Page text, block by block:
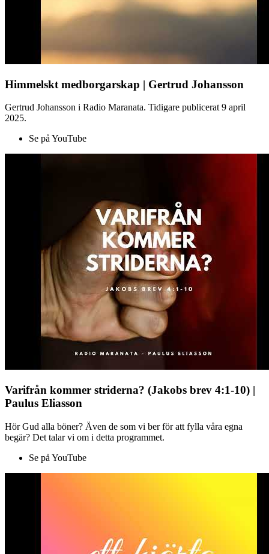
Himmelskt medborgarskap | Gertrud Johansson
Gertrud Johansson i Radio Maranata. Tidigare publicerat 9 april
2025.
Se på YouTube
Varifrån kommer striderna? (Jakobs brev 4:1-10) |
Paulus Eliasson
Hör Gud alla böner? Även de som vi ber för att fylla våra egna
begär? Det talar vi om i detta programmet.
Se på YouTube